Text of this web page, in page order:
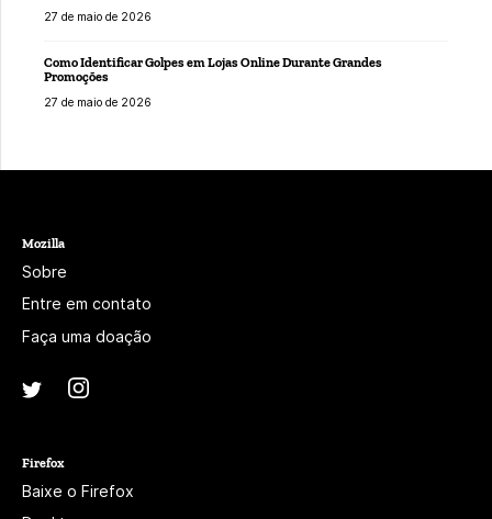
27 de maio de 2026
Como Identificar Golpes em Lojas Online Durante Grandes
Promoções
27 de maio de 2026
Mozilla
Sobre
Entre em contato
Faça uma doação
Twitter
Firefox
Baixe o Firefox